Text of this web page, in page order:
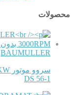
محصولات
BAUMULLER
سروو موتور 2.8KW و 3000RPM بدون ترمز مدل
DS 56-1